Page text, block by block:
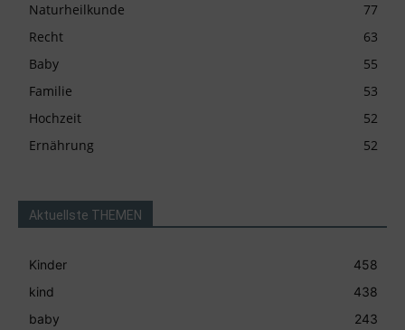
Naturheilkunde
77
Recht
63
Baby
55
Familie
53
Hochzeit
52
Ernährung
52
Aktuellste THEMEN
Kinder
458
kind
438
baby
243